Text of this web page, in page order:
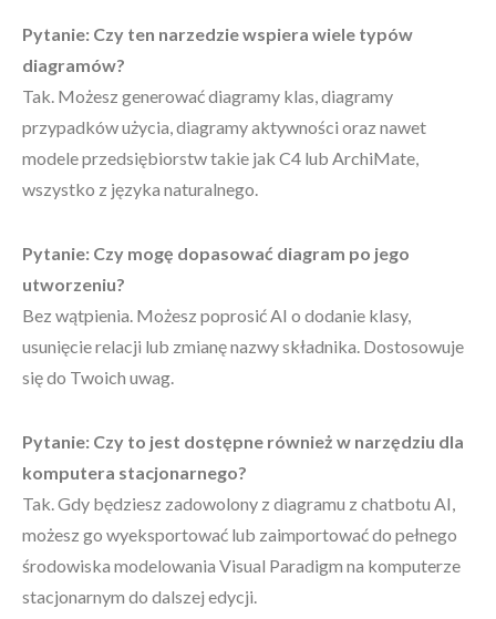
Pytanie: Czy ten narzedzie wspiera wiele typów
diagramów?
Tak. Możesz generować diagramy klas, diagramy
przypadków użycia, diagramy aktywności oraz nawet
modele przedsiębiorstw takie jak C4 lub ArchiMate,
wszystko z języka naturalnego.
Pytanie: Czy mogę dopasować diagram po jego
utworzeniu?
Bez wątpienia. Możesz poprosić AI o dodanie klasy,
usunięcie relacji lub zmianę nazwy składnika. Dostosowuje
się do Twoich uwag.
Pytanie: Czy to jest dostępne również w narzędziu dla
komputera stacjonarnego?
Tak. Gdy będziesz zadowolony z diagramu z chatbotu AI,
możesz go wyeksportować lub zaimportować do pełnego
środowiska modelowania Visual Paradigm na komputerze
stacjonarnym do dalszej edycji.